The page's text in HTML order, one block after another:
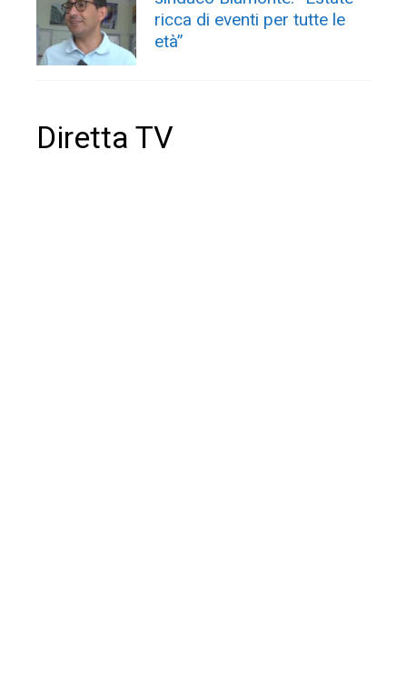
ricca di eventi per tutte le
età”
Diretta TV